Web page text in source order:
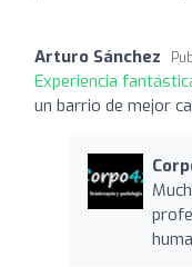
Arturo Sánchez
Experiencia
un barrio de mejor